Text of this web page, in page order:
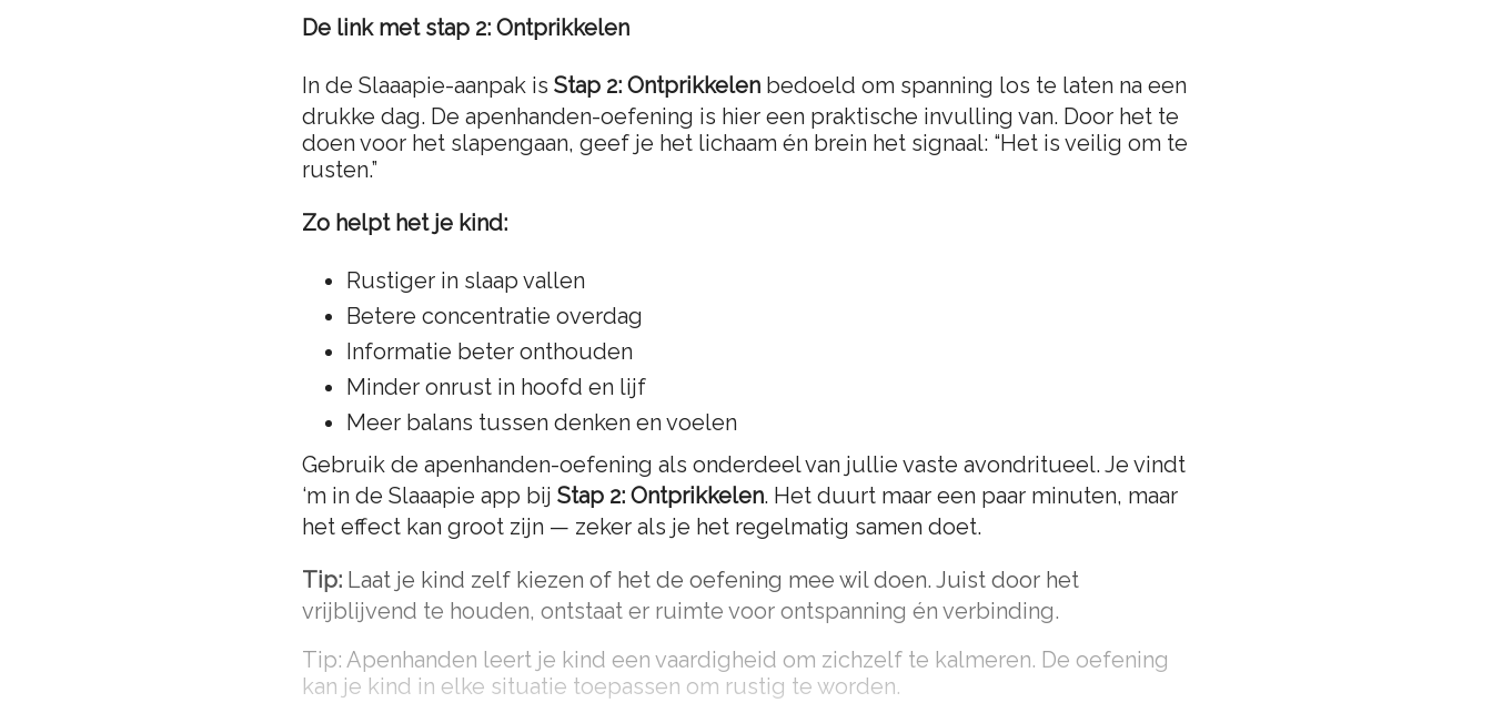
De link met stap 2: Ontprikkelen
In de Slaaapie-aanpak is Stap 2: Ontprikkelen bedoeld om spanning los te laten na een
drukke dag. De apenhanden-oefening is hier een praktische invulling van. Door het te
doen voor het slapengaan, geef je het lichaam én brein het signaal: “Het is veilig om te
rusten.”
Zo helpt het je kind:
Rustiger in slaap vallen
Betere concentratie overdag
Informatie beter onthouden
Minder onrust in hoofd en lijf
Meer balans tussen denken en voelen
Gebruik de apenhanden-oefening als onderdeel van jullie vaste avondritueel. Je vindt
‘m in de Slaaapie app bij Stap 2: Ontprikkelen. Het duurt maar een paar minuten, maar
het effect kan groot zijn — zeker als je het regelmatig samen doet.
Tip: Laat je kind zelf kiezen of het de oefening mee wil doen. Juist door het
vrijblijvend te houden, ontstaat er ruimte voor ontspanning én verbinding.
Tip: Apenhanden leert je kind een vaardigheid om zichzelf te kalmeren. De oefening
kan je kind in elke situatie toepassen om rustig te worden.